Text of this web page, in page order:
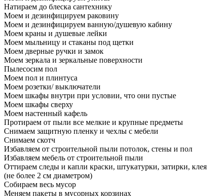
Натираем до блеска сантехнику
Моем и дезинфицируем раковину
Моем и дезинфицируем ванную/душевую кабину
Моем краны и душевые лейки
Моем мыльницу и стаканы под щетки
Моем дверные ручки и замок
Моем зеркала и зеркальные поверхности
Пылесосим пол
Моем пол и плинтуса
Моем розетки/ выключатели
Моем шкафы внутри при условии, что они пустые
Моем шкафы сверху
Моем настенный кафель
Протираем от пыли все мелкие и крупные предметы
Снимаем защитную пленку и чехлы с мебели
Снимаем скотч
Избавляем от строительной пыли потолок, стены и пол
Избавляем мебель от строительной пыли
Оттираем следы и капли краски, штукатурки, затирки, клея
(не более 2 см диаметром)
Собираем весь мусор
Меняем пакеты в мусорных корзинах